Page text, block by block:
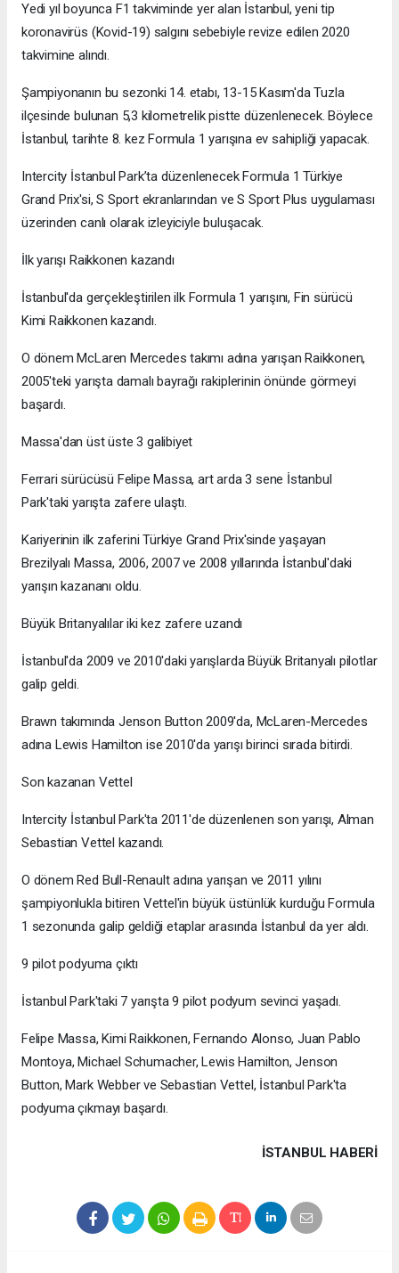
Yedi yıl boyunca F1 takviminde yer alan İstanbul, yeni tip
koronavirüs (Kovid-19) salgını sebebiyle revize edilen 2020
takvimine alındı.
Şampiyonanın bu sezonki 14. etabı, 13-15 Kasım'da Tuzla
ilçesinde bulunan 5,3 kilometrelik pistte düzenlenecek. Böylece
İstanbul, tarihte 8. kez Formula 1 yarışına ev sahipliği yapacak.
Intercity İstanbul Park’ta düzenlenecek Formula 1 Türkiye
Grand Prix'si, S Sport ekranlarından ve S Sport Plus uygulaması
üzerinden canlı olarak izleyiciyle buluşacak.
İlk yarışı Raikkonen kazandı
İstanbul'da gerçekleştirilen ilk Formula 1 yarışını, Fin sürücü
Kimi Raikkonen kazandı.
O dönem McLaren Mercedes takımı adına yarışan Raikkonen,
2005'teki yarışta damalı bayrağı rakiplerinin önünde görmeyi
başardı.
Massa'dan üst üste 3 galibiyet
Ferrari sürücüsü Felipe Massa, art arda 3 sene İstanbul
Park'taki yarışta zafere ulaştı.
Kariyerinin ilk zaferini Türkiye Grand Prix'sinde yaşayan
Brezilyalı Massa, 2006, 2007 ve 2008 yıllarında İstanbul'daki
yarışın kazananı oldu.
Büyük Britanyalılar iki kez zafere uzandı
İstanbul'da 2009 ve 2010'daki yarışlarda Büyük Britanyalı pilotlar
galip geldi.
Brawn takımında Jenson Button 2009'da, McLaren-Mercedes
adına Lewis Hamilton ise 2010'da yarışı birinci sırada bitirdi.
Son kazanan Vettel
Intercity İstanbul Park'ta 2011'de düzenlenen son yarışı, Alman
Sebastian Vettel kazandı.
O dönem Red Bull-Renault adına yarışan ve 2011 yılını
şampiyonlukla bitiren Vettel'in büyük üstünlük kurduğu Formula
1 sezonunda galip geldiği etaplar arasında İstanbul da yer aldı.
9 pilot podyuma çıktı
İstanbul Park'taki 7 yarışta 9 pilot podyum sevinci yaşadı.
Felipe Massa, Kimi Raikkonen, Fernando Alonso, Juan Pablo
Montoya, Michael Schumacher, Lewis Hamilton, Jenson
Button, Mark Webber ve Sebastian Vettel, İstanbul Park'ta
podyuma çıkmayı başardı.
İSTANBUL HABERİ